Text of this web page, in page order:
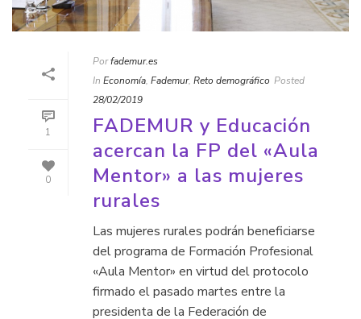
1
0
Porfademur.es
In Economía, Fademur, Reto demográfico Posted
28/02/2019
FADEMUR y Educación
acercan la FP del «Aula
Mentor» a las mujeres
rurales
Las mujeres rurales podrán beneficiarse
del programa de Formación Profesional
«Aula Mentor» en virtud del protocolo
firmado el pasado martes entre la
presidenta de la Federación de